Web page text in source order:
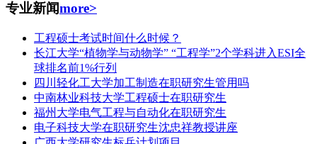
专业新闻more>
工程硕士考试时间什么时候？
长江大学“植物学与动物学” “工程学”2个学科进入ESI全
球排名前1%行列
四川轻化工大学加工制造在职研究生管用吗
中南林业科技大学工程硕士在职研究生
福州大学电气工程与自动化在职研究生
电子科技大学在职研究生沈忠祥教授讲座